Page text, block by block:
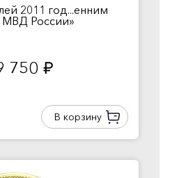
2011 год...енним
МВД России»
750 руб.
В корзину